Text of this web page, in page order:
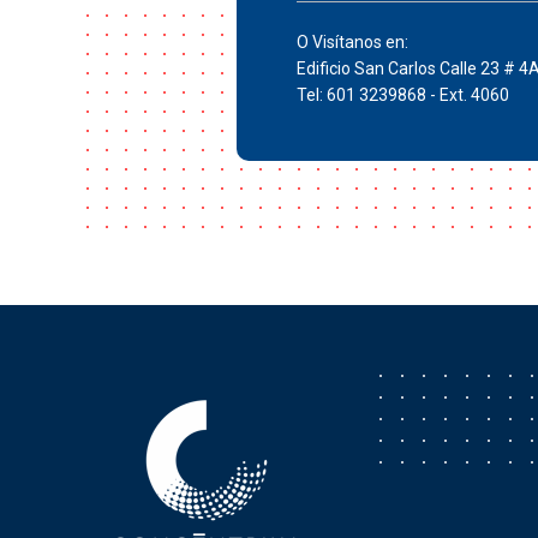
O Visítanos en:
Edificio San Carlos Calle 23 #
Tel: 601 3239868 - Ext. 4060